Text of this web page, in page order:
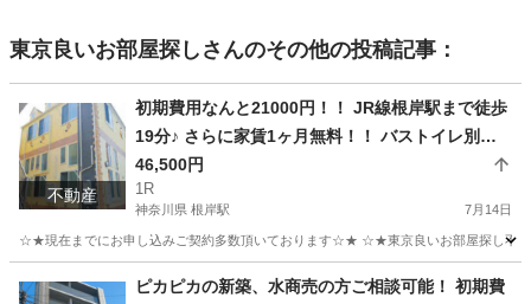
東京良いお部屋探し さんのその他の投稿記事：
不動産
初期費用なんと21000円！！ JR線根岸駅まで徒歩
19分♪ さらに家賃1ヶ月無料！！ バストイレ別★
広々大型ロフト付き★ さらに、家電セット、テレ
ビ、洗濯機、電子レンジ、炊飯器、掃除機、ケト
ル、照明付き♪ 二人入居、法人契約可★キャンペ
ーンになります！！！ (次回更新予定日7月31日）
46,500円
1R
神奈川県 根岸駅 7月14日
☆★現在までにお申し込みご契約多数頂いております☆★ ☆★東京良いお部屋探し不
根岸駅 アパート 物件
ピカピカの新築、水商売の方ご相談可能！ 初期費